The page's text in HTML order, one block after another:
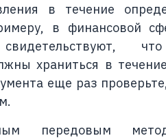
в течение
в финансовой
храниться в
еще раз
передовым